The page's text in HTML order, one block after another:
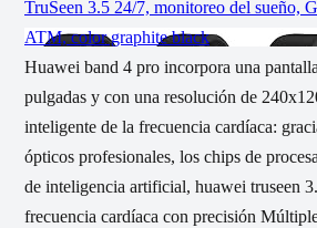
Huawei band 4 pro incorpora una
pulgadas y con una resolución de
inteligente de la frecuencia cardíaca:
ópticos profesionales, los chips de
de inteligencia artificial, huawei truseen
frecuencia cardíaca con precisión